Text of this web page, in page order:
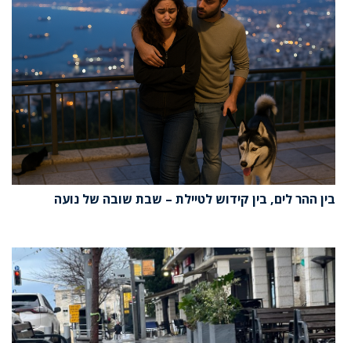
בין ההר לים, בין קידוש לטיילת – שבת שובה של נועה